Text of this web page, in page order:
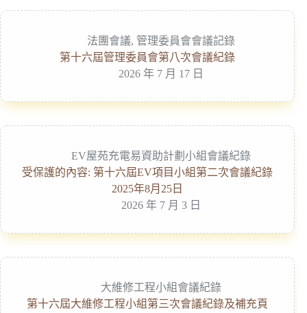
法團會議, 管理委員會會議記錄
第十六屆管理委員會第八次會議紀錄
2026 年 7 月 17 日
EV屋苑充電易資助計劃小組會議紀錄
受保護的內容: 第十六屆EV項目小組第二次會議紀錄
2025年8月25日
2026 年 7 月 3 日
大維修工程小組會議紀錄
第十六屆大維修工程小組第三次會議紀錄及補充頁